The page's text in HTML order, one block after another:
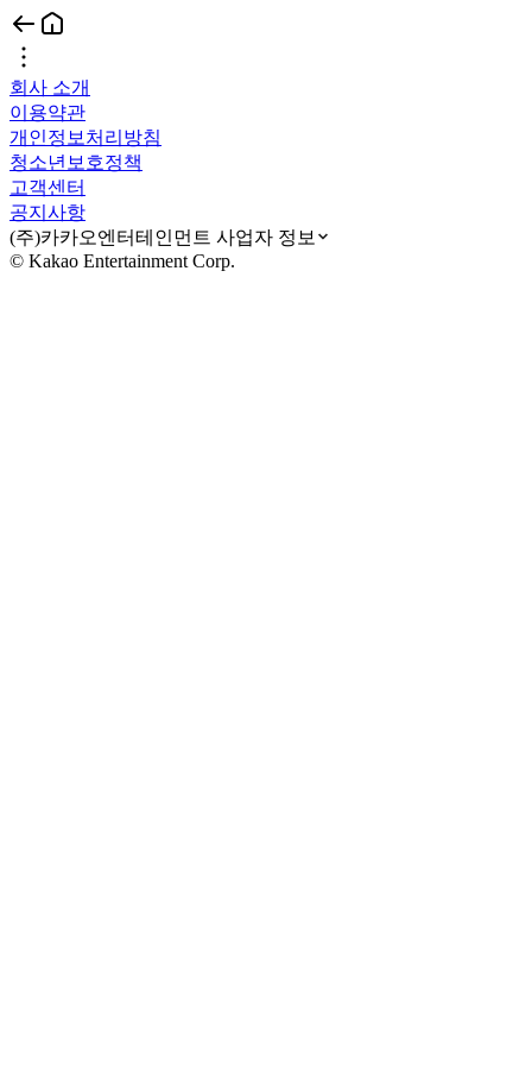
회사 소개
이용약관
개인정보처리방침
청소년보호정책
고객센터
공지사항
(주)카카오엔터테인먼트 사업자 정보
© Kakao Entertainment Corp.